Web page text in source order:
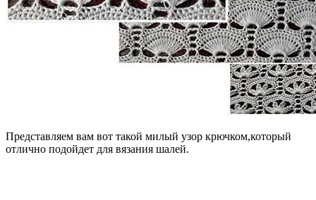
Представляем вам вот такой милый узор крючком,который
отлично подойдет для вязания шалей.